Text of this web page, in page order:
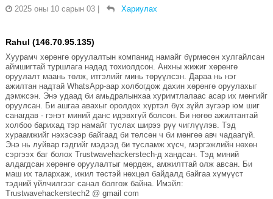
2025 оны 10 сарын 03
Хариулах
Rahul (146.70.95.135)
Хуурамч хөрөнгө оруулалтын компанид намайг бүрмөсөн хулгайлсан
аймшигтай туршлага надад тохиолдсон. Анхны жижиг хөрөнгө
оруулалт маань төлж, итгэлийг минь төрүүлсэн. Дараа нь нэг
ажилтан надтай WhatsApp-аар холбогдож дахин хөрөнгө оруулахыг
дэмжсэн. Энэ удаад би амьдралынхаа хуримтлалаас асар их мөнгийг
оруулсан. Би ашгаа авахыг оролдох хүртэл бүх зүйл зүгээр юм шиг
санагдав - гэнэт миний данс идэвхгүй болсон. Би нөгөө ажилтантай
холбоо барихад тэр намайг туслах ширээ рүү чиглүүлэв. Тэд
хураамжийг нэхэсээр байгаад би төлсөн ч би мөнгөө авч чадаагүй.
Энэ нь луйвар гэдгийг мэдээд би тусламж хүсч, мэргэжлийн нөхөн
сэргээх баг болох Trustwavehackerstech-д хандсан. Тэд миний
алдагдсан хөрөнгө оруулалтыг мөрдөж, амжилттай олж авсан. Би
маш их талархаж, ижил төстэй нөхцөл байдалд байгаа хүмүүст
тэдний үйлчилгээг санал болгож байна. Имэйл:
Trustwavehackerstech2 @ gmail com